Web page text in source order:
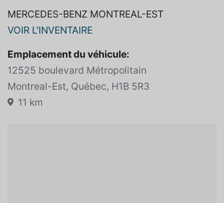
MERCEDES-BENZ MONTREAL-EST
Emplacement du véhicule:
12525 boulevard Métropolitain
Montreal-Est, Québec, H1B 5R3